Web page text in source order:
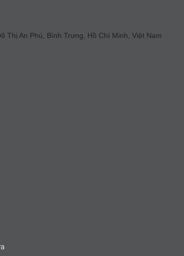
Thị An Phú, Bình Trưng, Hồ Chí Minh, Việt Nam